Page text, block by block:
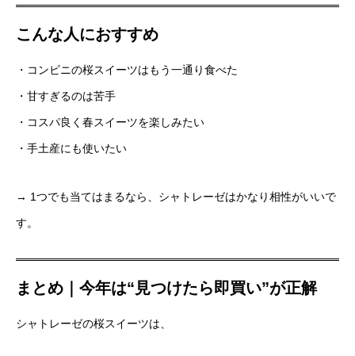
こんな人におすすめ
・コンビニの桜スイーツはもう一通り食べた
・甘すぎるのは苦手
・コスパ良く春スイーツを楽しみたい
・手土産にも使いたい
→ 1つでも当てはまるなら、シャトレーゼはかなり相性がいいで
す。
まとめ｜今年は“見つけたら即買い”が正解
シャトレーゼの桜スイーツは、